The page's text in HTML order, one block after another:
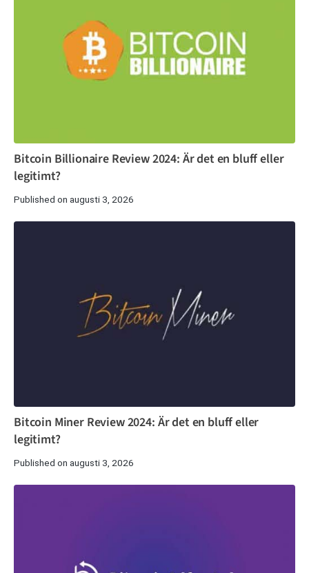
Bitcoin Billionaire Review 2024: Är det en bluff eller
legitimt?
Published on augusti 3, 2026
Bitcoin Miner Review 2024: Är det en bluff eller
legitimt?
Published on augusti 3, 2026